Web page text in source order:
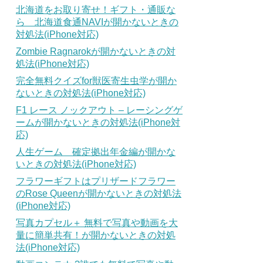
北海道をお取り寄せ！ギフト・通販な
ら 北海道食通NAVIが開かないときの
対処法(iPhone対応)
Zombie Ragnarokが開かないときの対
処法(iPhone対応)
完全無料クイズfor獣医寄生虫学が開か
ないときの対処法(iPhone対応)
F1 レース ノックアウト – レーシングゲ
ームが開かないときの対処法(iPhone対
応)
人生ゲーム 確定拠出年金編が開かな
いときの対処法(iPhone対応)
フラワーギフトはプリザードフラワー
のRose Queenが開かないときの対処法
(iPhone対応)
写真カプセル＋ 無料で写真や動画を大
量に簡単共有！が開かないときの対処
法(iPhone対応)